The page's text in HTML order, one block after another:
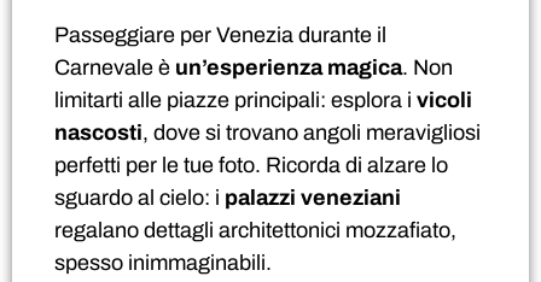
Passeggiare per Venezia durante il
Carnevale è un’esperienza magica. Non
limitarti alle piazze principali: esplora i vicoli
nascosti, dove si trovano angoli meravigliosi
perfetti per le tue foto. Ricorda di alzare lo
sguardo al cielo: i palazzi veneziani
regalano dettagli architettonici mozzafiato,
spesso inimmaginabili.